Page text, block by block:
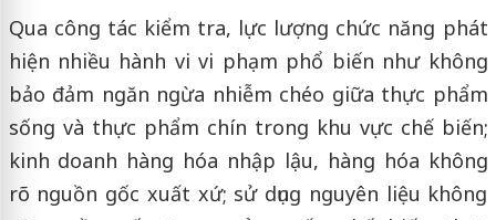
Qua công tác kiểm tra, lực lượng chức năng phát
hiện nhiều hành vi vi phạm phổ biến như không
bảo đảm ngăn ngừa nhiễm chéo giữa thực phẩm
sống và thực phẩm chín trong khu vực chế biến;
kinh doanh hàng hóa nhập lậu, hàng hóa không
rõ nguồn gốc xuất xứ; sử dụng nguyên liệu không